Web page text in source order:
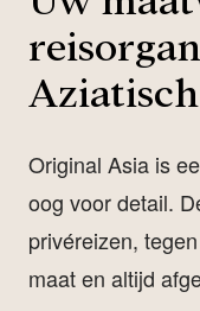
Original Asia is
oog voor detail.
privéreizen,
maat en altijd